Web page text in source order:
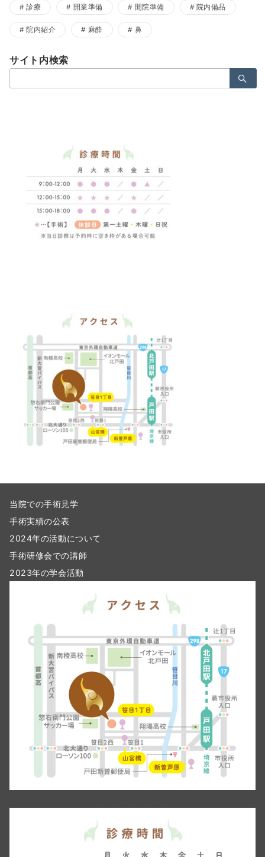
診療 開業準備 開院準備 院内備品
院内紹介 麻酔 鼻
サイト内検索
索：
当院での手術見学
手術実績の公表
2024年の活動について
手術研修会での講師
2023年の学会活動